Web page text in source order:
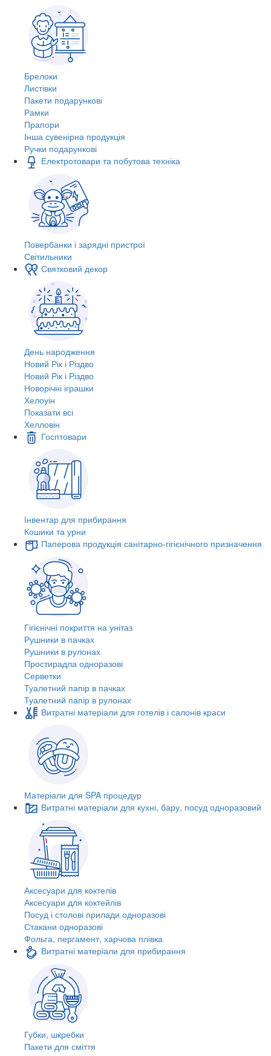
Брелоки
Листівки
Пакети подарункові
Рамки
Прапори
Інша сувенірна продукція
Ручки подарункові
Електротовари та побутова техніка
Повербанки і зарядні пристрої
Світильники
Святковий декор
День народження
Новий Рік і Різдво
Новий Рік і Різдво
Новорічні іграшки
Хелоуін
Показати всі
Хелловін
Госптовари
Інвентар для прибирання
Кошики та урни
Паперова продукція санітарно-гігієнічного призначення
Гігієнічні покриття на унітаз
Рушники в пачках
Рушники в рулонах
Простирадла одноразові
Серветки
Туалетний папір в пачках
Туалетний папір в рулонах
Витратні матеріали для готелів і салонів краси
Матеріали для SPA процедур
Витратні матеріали для кухні, бару, посуд одноразовий
Аксесуари для коктелів
Аксесуари для коктейлів
Посуд і столові прилади одноразові
Стакани одноразові
Фольга, пергамент, харчова плівка
Витратні матеріали для прибирання
Губки, шкребки
Пакети для сміття